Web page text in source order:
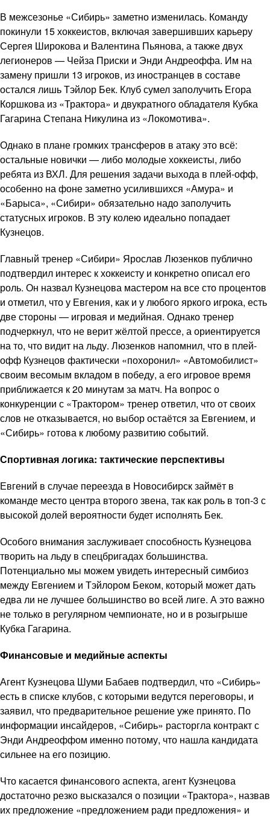
В межсезонье «Сибирь» заметно изменилась. Команду
покинули 15 хоккеистов, включая завершивших карьеру
Сергея Широкова и Валентина Пьянова, а также двух
легионеров — Чейза Приски и Энди Андреоффа. Им на
замену пришли 13 игроков, из иностранцев в составе
остался лишь Тэйлор Бек. Клуб сумел заполучить Егора
Коршкова из «Трактора» и двукратного обладателя Кубка
Гагарина Степана Никулина из «Локомотива».
Однако в плане громких трансферов в атаку это всё:
остальные новички — либо молодые хоккеисты, либо
ребята из ВХЛ. Для решения задачи выхода в плей-офф,
особенно на фоне заметно усилившихся «Амура» и
«Барыса», «Сибири» обязательно надо заполучить
статусных игроков. В эту колею идеально попадает
Кузнецов.
Главный тренер «Сибири» Ярослав Люзенков публично
подтвердил интерес к хоккеисту и конкретно описал его
роль. Он назвал Кузнецова мастером на все сто процентов
и отметил, что у Евгения, как и у любого яркого игрока, есть
две стороны — игровая и медийная. Однако тренер
подчеркнул, что не верит жёлтой прессе, а ориентируется
на то, что видит на льду. Люзенков напомнил, что в плей-
офф Кузнецов фактически «похоронил» «Автомобилист»
своим весомым вкладом в победу, а его игровое время
приближается к 20 минутам за матч. На вопрос о
конкуренции с «Трактором» тренер ответил, что от своих
слов не отказывается, но выбор остаётся за Евгением, и
«Сибирь» готова к любому развитию событий.
Спортивная логика: тактические перспективы
Евгений в случае переезда в Новосибирск займёт в
команде место центра второго звена, так как роль в топ-3 с
высокой долей вероятности будет исполнять Бек.
Особого внимания заслуживает способность Кузнецова
творить на льду в спецбригадах большинства.
Потенциально мы можем увидеть интересный симбиоз
между Евгением и Тэйлором Беком, который может дать
едва ли не лучшее большинство во всей лиге. А это важно
не только в регулярном чемпионате, но и в розыгрыше
Кубка Гагарина.
Финансовые и медийные аспекты
Агент Кузнецова Шуми Бабаев подтвердил, что «Сибирь»
есть в списке клубов, с которыми ведутся переговоры, и
заявил, что предварительное решение уже принято. По
информации инсайдеров, «Сибирь» расторгла контракт с
Энди Андреоффом именно потому, что нашла кандидата
сильнее на его позицию.
Что касается финансового аспекта, агент Кузнецова
достаточно резко высказался о позиции «Трактора», назвав
их предложение «предложением ради предложения» и